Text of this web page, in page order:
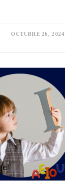
OCTUBRE 26, 2024